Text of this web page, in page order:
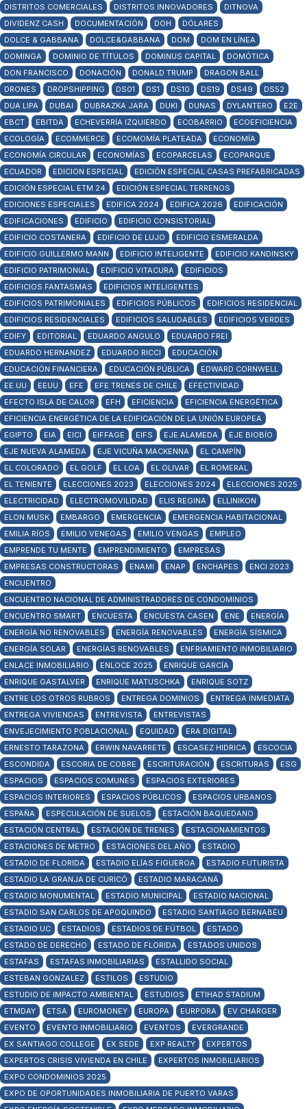
DISTRITOS COMERCIALES
DISTRITOS INNOVADORES
DITNOVA
DIVIDENZ CASH
DOCUMENTACIÓN DOH
DÓLARES
DOLCE & GABBANA
DOLCE&GABBANA DOM
DOM EN LÍNEA
DOMINGA
DOMINIO DE TÍTULOS DOMINUS CAPITAL
DOMÓTICA
DON FRANCISCO
DONACIÓN DONALD TRUMP
DRAGON BALL
DRONES
DROPSHIPPING DS01 DS1 DS10 DS19 DS49
DS52
DUA LIPA
DUBAI DUBRAZKA JARA DUKI DUNAS DYLANTERO
E2E
EBCT
EBITDA ECHEVERRÍA IZQUIERDO ECOBARRIO
ECOEFICIENCIA
ECOLOGÍA
ECOMMERCE ECOMOMÍA PLATEADA
ECONOMÍA
ECONOMÍA CIRCULAR
ECONOMÍAS ECOPARCELAS
ECOPARQUE
ECUADOR
EDICION ESPECIAL
EDICIÓN ESPECIAL CASAS PREFABRICADAS
EDICIÓN ESPECIAL ETM 24
EDICIÓN ESPECIAL TERRENOS
EDICIONES ESPECIALES
EDIFICA 2024 EDIFICA 2026
EDIFICACIÓN
EDIFICACIONES
EDIFICIO
EDIFICIO CONSISTORIAL
EDIFICIO COSTANERA
EDIFICIO DE LUJO
EDIFICIO ESMERALDA
EDIFICIO GUILLERMO MANN
EDIFICIO INTELIGENTE
EDIFICIO KANDINSKY
EDIFICIO PATRIMONIAL
EDIFICIO VITACURA
EDIFICIOS
EDIFICIOS FANTASMAS
EDIFICIOS INTELIGENTES
EDIFICIOS PATRIMONIALES
EDIFICIOS PÚBLICOS
EDIFICIOS RESIDENCIAL
EDIFICIOS RESIDENCIALES
EDIFICIOS SALUDABLES
EDIFICIOS VERDES
EDIFY
EDITORIAL EDUARDO ANGULO
EDUARDO FREI
EDUARDO HERNANDEZ
EDUARDO RICCI
EDUCACIÓN
EDUCACIÓN FINANCIERA
EDUCACIÓN PÚBLICA
EDWARD CORNWELL
EE.UU
EEUU EFE EFE TRENES DE CHILE
EFECTIVIDAD
EFECTO ISLA DE CALOR
EFH EFICIENCIA
EFICIENCIA ENERGÉTICA
EFICIENCIA ENERGÉTICA DE LA EDIFICACIÓN DE LA UNIÓN EUROPEA
EGIPTO
EIA EICI EIFFAGE EIFS EJE ALAMEDA
EJE BIOBÍO
EJE NUEVA ALAMEDA
EJE VICUÑA MACKENNA
EL CAMPÍN
EL COLORADO
EL GOLF EL LOA EL OLIVAR
EL ROMERAL
EL TENIENTE
ELECCIONES 2023 ELECCIONES 2024
ELECCIONES 2025
ELECTRICIDAD
ELECTROMOVILIDAD ELIS REGINA
ELLINIKON
ELON MUSK
EMBARGO EMERGENCIA
EMERGENCIA HABITACIONAL
EMILIA RÍOS
EMILIO VENEGAS EMILIO VENGAS
EMPLEO
EMPRENDE TU MENTE
EMPRENDIMIENTO
EMPRESAS
EMPRESAS CONSTRUCTORAS
ENAMI ENAP ENCHAPES
ENCI 2023
ENCUENTRO
ENCUENTRO NACIONAL DE ADMINISTRADORES DE CONDOMINIOS
ENCUENTRO SMART
ENCUESTA ENCUESTA CASEN ENE
ENERGÍA
ENERGÍA NO RENOVABLES
ENERGÍA RENOVABLES
ENERGÍA SÍSMICA
ENERGÍA SOLAR
ENERGÍAS RENOVABLES
ENFRIAMIENTO INMOBILIARIO
ENLACE INMOBILIARIO
ENLOCE 2025
ENRIQUE GARCÍA
ENRIQUE GASTALVER
ENRIQUE MATUSCHKA
ENRIQUE SOTZ
ENTRE LOS OTROS RUBROS
ENTREGA DOMINIOS
ENTREGA INMEDIATA
ENTREGA VIVIENDAS
ENTREVISTA
ENTREVISTAS
ENVEJECIMIENTO POBLACIONAL
EQUIDAD
ERA DIGITAL
ERNESTO TARAZONA
ERWIN NAVARRETE ESCASEZ HIDRICA
ESCOCIA
ESCONDIDA
ESCORIA DE COBRE ESCRITURACIÓN ESCRITURAS
ESG
ESPACIOS
ESPACIOS COMUNES
ESPACIOS EXTERIORES
ESPACIOS INTERIORES
ESPACIOS PÚBLICOS
ESPACIOS URBANOS
ESPAÑA
ESPECULACIÓN DE SUELOS
ESTACIÓN BAQUEDANO
ESTACIÓN CENTRAL
ESTACIÓN DE TRENES
ESTACIONAMIENTOS
ESTACIONES DE METRO
ESTACIONES DEL AÑO
ESTADIO
ESTADIO DE FLORIDA
ESTADIO ELÍAS FIGUEROA
ESTADIO FUTURISTA
ESTADIO LA GRANJA DE CURICÓ
ESTADIO MARACANÁ
ESTADIO MONUMENTAL
ESTADIO MUNICIPAL
ESTADIO NACIONAL
ESTADIO SAN CARLOS DE APOQUINDO
ESTADIO SANTIAGO BERNABÉU
ESTADIO UC
ESTADIOS ESTADIOS DE FÚTBOL
ESTADO
ESTADO DE DERECHO
ESTADO DE FLORIDA
ESTADOS UNIDOS
ESTAFAS
ESTAFAS INMOBILIARIAS
ESTALLIDO SOCIAL
ESTEBAN GONZALEZ
ESTILOS
ESTUDIO
ESTUDIO DE IMPACTO AMBIENTAL
ESTUDIOS
ETIHAD STADIUM
ETMDAY
ETSA EUROMONEY EUROPA EURPORA
EV CHARGER
EVENTO
EVENTO INMOBILIARIO EVENTOS
EVERGRANDE
EX SANTIAGO COLLEGE
EX SEDE EXP REALTY
EXPERTOS
EXPERTOS CRISIS VIVIENDA EN CHILE
EXPERTOS INMOBILIARIOS
EXPO CONDOMINIOS 2025
EXPO DE OPORTUNIDADES INMOBILIARIA DE PUERTO VARAS